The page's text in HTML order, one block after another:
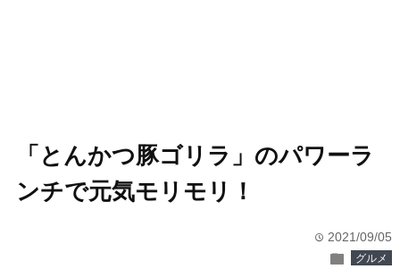
「とんかつ豚ゴリラ」のパワーラ
ンチで元気モリモリ！
time 2021/09/05
folder グルメ